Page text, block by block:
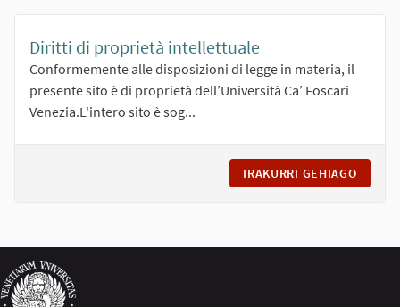
Diritti di proprietà intellettuale
Conformemente alle disposizioni di legge in materia, il
presente sito è di proprietà dell’Università Ca’ Foscari
Venezia.L'intero sito è sog...
IRAKURRI GEHIAGO